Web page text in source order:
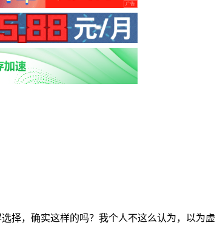
择，确实这样的吗？我个人不这么认为，以为虚